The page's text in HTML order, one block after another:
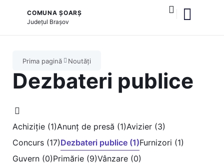
COMUNA ȘOARȘ
Județul Brașov
Prima pagină Noutăți
Dezbateri publice
Achiziție (1)Anunț de presă (1)Avizier (3)
Concurs (17)Dezbateri publice (1)Furnizori (1)
Guvern (0)Primărie (9)Vânzare (0)